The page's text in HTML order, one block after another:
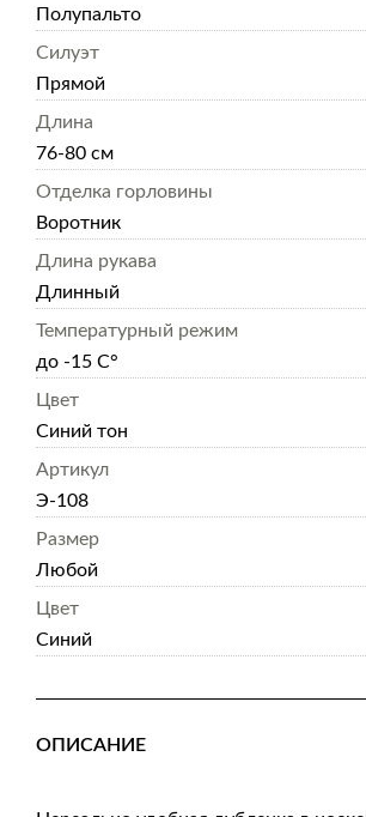
Полупальто
Силуэт
Прямой
Длина
76-80 см
Отделка горловины
Воротник
Длина рукава
Длинный
Температурный режим
до -15 С°
Цвет
Синий тон
Артикул
Э-108
Размер
Любой
Цвет
Синий
ОПИСАНИЕ